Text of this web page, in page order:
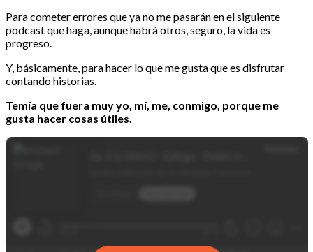
Para cometer errores que ya no me pasarán en el siguiente
podcast que haga, aunque habrá otros, seguro, la vida es
progreso.
Y, básicamente, para hacer lo que me gusta que es disfrutar
contando historias.
Temía que fuera muy yo, mí, me, conmigo, porque me
gusta hacer cosas útiles.